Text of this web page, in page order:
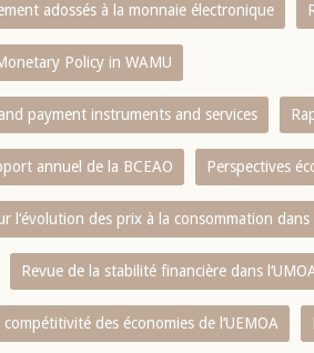
adossés à la monnaie électronique
Policy in WAMU
payment instruments and services
annuel de la BCEAO Perspectives
l‘évolution des prix à la consommation dans
Revue de la stabilité financière dans
des économies de l‘UEMOA